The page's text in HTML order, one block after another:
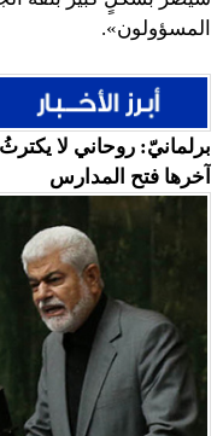
المسؤولون».
برلمانيّ: روحاني لا
آخرها فتح المدارس